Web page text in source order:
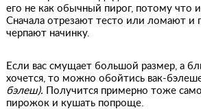
его не как обычный пирог, потому что
Сначала отрезают тесто или ломают
черпают начинку.
Если вас смущает большой размер, а
хочется, то можно обойтись вак-
бэлеш).
Получится примерно тоже
пирожок и кушать попроще.